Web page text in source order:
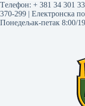
Tелефон: + 381 34 301
370-299 | Електронска
Понедељак-петак 8:00/